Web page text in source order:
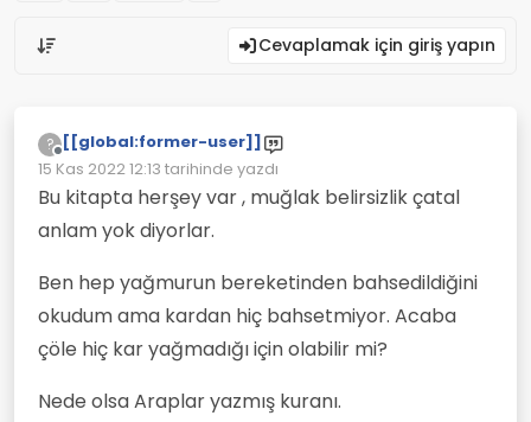
Cevaplamak için giriş yapın
?
Çevrimdışı
[[global:former-user]]
15 Kas 2022 12:13 tarihinde yazdı
Son düzenleyen:
Bu kitapta herşey var , muğlak belirsizlik çatal
anlam yok diyorlar.
Ben hep yağmurun bereketinden bahsedildiğini
okudum ama kardan hiç bahsetmiyor. Acaba
çöle hiç kar yağmadığı için olabilir mi?
Nede olsa Araplar yazmış kuranı.